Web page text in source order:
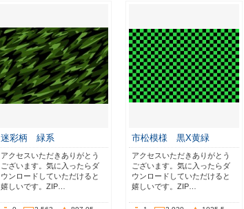
迷彩柄 緑系
アクセスいただきありがとう
ございます。気に入ったらダ
ウンロードしていただけると
嬉しいです。ZIP…
市松模様 黒X黄緑
アクセスいただきありがとう
ございます。気に入ったらダ
ウンロードしていただけると
嬉しいです。ZIP…